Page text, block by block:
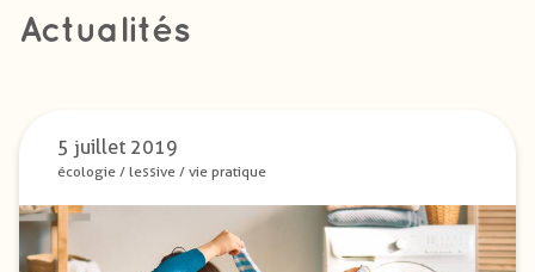
Actualités
5 juillet 2019
écologie / lessive / vie pratique